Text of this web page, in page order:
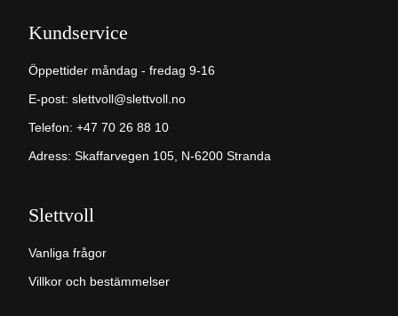
Kundservice
Öppettider måndag - fredag 9-16
E-post: slettvoll@slettvoll.no
Telefon: +47 70 26 88 10
Adress: Skaffarvegen 105, N-6200 Stranda
Slettvoll
Vanliga frågor
Villkor och bestämmelser